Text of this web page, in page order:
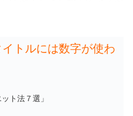
イトルには数字が使わ
ト法７選」